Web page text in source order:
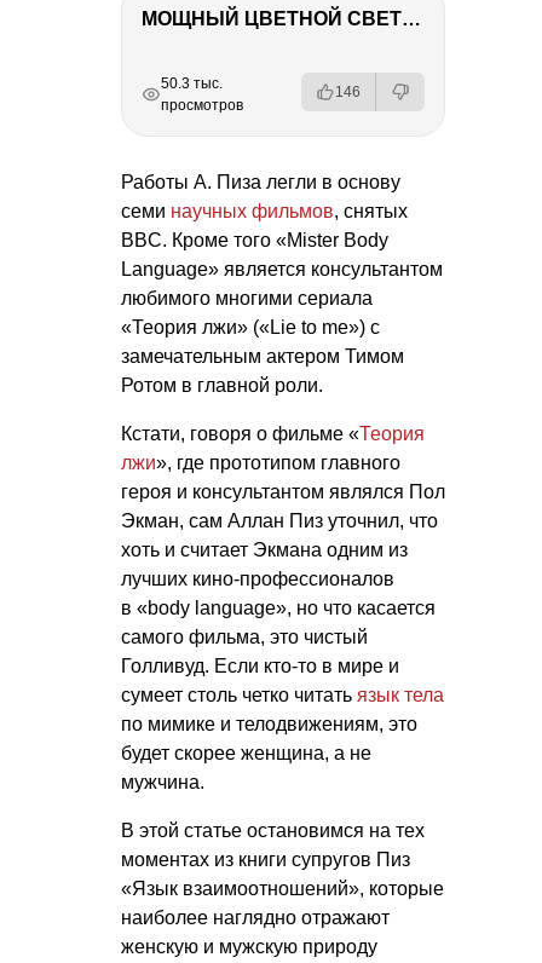
МОЩНЫЙ ЦВЕТНОЙ СВЕТ – NANLITE FC-500C
РЕКЛАМА
РЕКЛАМА
РЕКЛАМА
РЕКЛАМА
50.3 тыс.
просмотров
146
Работы А. Пиза легли в основу
семи научных фильмов, снятых
BBC. Кроме того «Mister Body
Language» является консультантом
любимого многими сериала
«Теория лжи» («Lie to me») c
замечательным актером Тимом
Ротом в главной роли.
Кстати, говоря о фильме «Теория
лжи», где прототипом главного
героя и консультантом являлся Пол
Экман, сам Аллан Пиз уточнил, что
хоть и считает Экмана одним из
лучших кино-профессионалов
в «body language», но что касается
самого фильма, это чистый
Голливуд. Если кто-то в мире и
сумеет столь четко читать язык тела
по мимике и телодвижениям, это
будет скорее женщина, а не
мужчина.
В этой статье остановимся на тех
моментах из книги супругов Пиз
«Язык взаимоотношений», которые
наиболее наглядно отражают
женскую и мужскую природу